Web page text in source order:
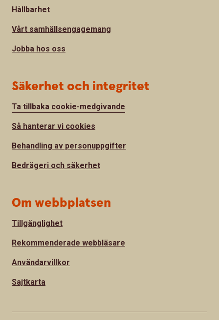
Hållbarhet
Vårt samhällsengagemang
Jobba hos oss
Säkerhet och integritet
Ta tillbaka cookie-medgivande
Så hanterar vi cookies
Behandling av personuppgifter
Bedrägeri och säkerhet
Om webbplatsen
Tillgänglighet
Rekommenderade webbläsare
Användarvillkor
Sajtkarta